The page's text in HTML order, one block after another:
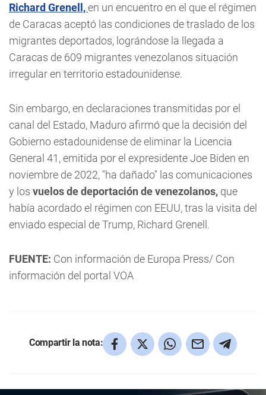
Richard Grenell,en un encuentro en el que el régimen
de Caracas aceptó las condiciones de traslado de los
migrantes deportados, lográndose la llegada a
Caracas de 609 migrantes venezolanos situación
irregular en territorio estadounidense.
Sin embargo, en declaraciones transmitidas por el
canal del Estado, Maduro afirmó que la decisión del
Gobierno estadounidense de eliminar la Licencia
General 41, emitida por el expresidente Joe Biden en
noviembre de 2022, "ha dañado" las comunicaciones
y los vuelos de deportación de venezolanos, que
había acordado el régimen con EEUU, tras la visita del
enviado especial de Trump, Richard Grenell.
FUENTE: Con información de Europa Press/ Con
información del portal VOA
Compartir la nota: